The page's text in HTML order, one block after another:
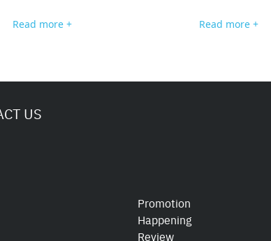
Read more + Read more +
US
Promotion
Happening
Review